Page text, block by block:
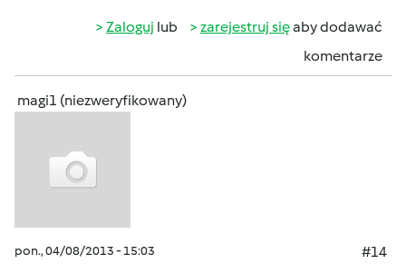
Zaloguj lub zarejestruj sięaby dodawać
komentarze
magi1 (niezweryfikowany)
pon., 04/08/2013 - 15:03
#14